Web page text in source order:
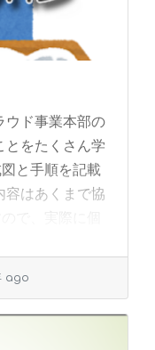
ウド事業本部の
とをたくさん学
と手順を記載
容はあくまで協
ago